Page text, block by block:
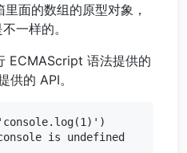
面的数组的原型对象，
一样的。
ECMAScript 语法提供的
供的 API。